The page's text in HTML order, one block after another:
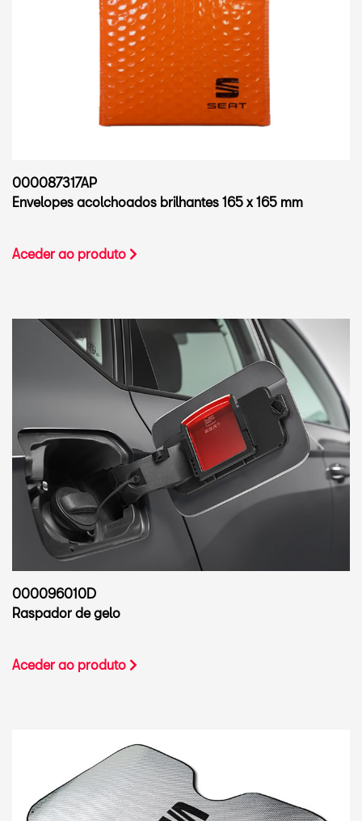
000087317AP
Envelopes acolchoados brilhantes 165 x 165 mm
Aceder ao produto
000096010D
Raspador de gelo
Aceder ao produto